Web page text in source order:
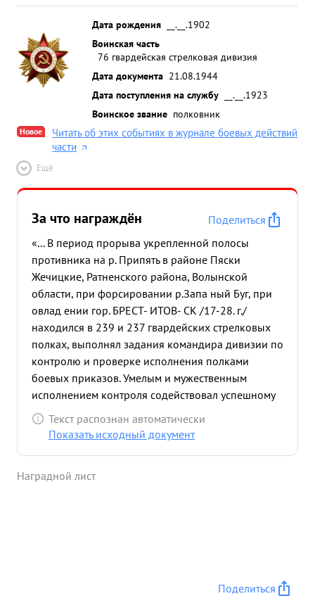
Дата рождения
__.__.1902
Воинская часть
76 гвардейская стрелковая дивизия
Дата документа 21.08.1944
Дата поступления на службу
__.__.1923
Воинское звание полковник
Новое
Читать об этих событиях в журнале боевых действий
части
Ещё
За что награждён
Поделиться
«... В период прорыва укрепленной полосы
противника на р. Припять в районе Пяски
Жечицкие, Ратненского района, Волынской
области, при форсировании р.Запа ный Буг, при
овлад ении гор. БРЕСТ- ИТОВ- СК /17-28. г./
находился в 239 и 237 гвардейских стрелковых
полках, выполнял задания командира дивизии по
контролю и проверке исполнения полками
боевых приказов. Умелым и мужественным
исполнением контроля содействовал успешному
выполнению полками поставленных перед ними
задач. ...»
Текст распознан автоматически
Показать исходный документ
Наградной лист
Поделиться